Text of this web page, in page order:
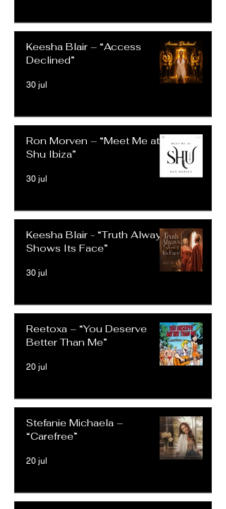
Keesha Blair – “Access
Declined”
30 jul
Ron Morven – “Meet Me at
Shu Ibiza”
30 jul
Keesha Blair - “Truth Always
Shows Its Face”
30 jul
Reetoxa – “You Deserve
Better Than Me”
20 jul
Stefanie Michaela –
“Carefree”
20 jul